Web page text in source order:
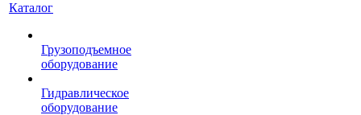
Каталог
Грузоподъемное
оборудование
Гидравлическое
оборудование